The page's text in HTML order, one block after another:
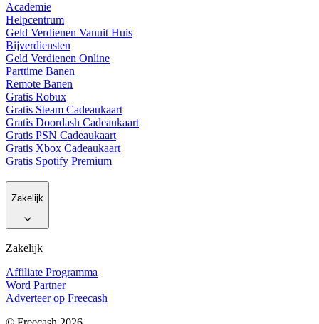
Academie
Helpcentrum
Geld Verdienen Vanuit Huis
Bijverdiensten
Geld Verdienen Online
Parttime Banen
Remote Banen
Gratis Robux
Gratis Steam Cadeaukaart
Gratis Doordash Cadeaukaart
Gratis PSN Cadeaukaart
Gratis Xbox Cadeaukaart
Gratis Spotify Premium
Zakelijk
Zakelijk
Affiliate Programma
Word Partner
Adverteer op Freecash